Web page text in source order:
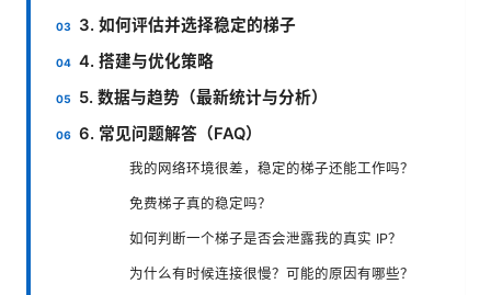
3. 如何评估并选择稳定的梯子
4. 搭建与优化策略
5. 数据与趋势（最新统计与分析）
6. 常见问题解答（FAQ）
我的网络环境很差，稳定的梯子还能工作吗？
免费梯子真的稳定吗？
如何判断一个梯子是否会泄露我的真实 IP？
为什么有时候连接很慢？可能的原因有哪些？